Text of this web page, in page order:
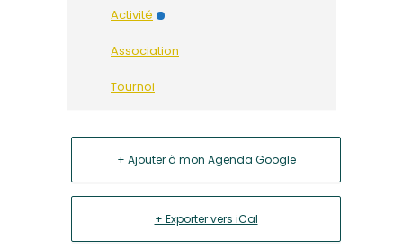
Activité
Association
Tournoi
+ Ajouter à mon Agenda Google
+ Exporter vers iCal